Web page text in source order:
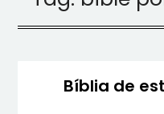
Bíblia de